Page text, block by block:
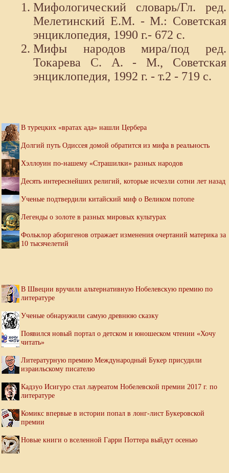
Мифологический словарь/Гл. ред.
Мелетинский Е.М. - М.: Советская
энциклопедия, 1990 г.- 672 с.
Мифы народов мира/под ред.
Токарева С. А. - М., Советская
энциклопедия, 1992 г. - т.2 - 719 с.
В турецких «вратах ада» нашли Цербера
Долгий путь Одиссея домой обратится из мифа в реальность
Хэллоуин по-нашему «Страшилки» разных народов
Десять интереснейших религий, которые исчезли сотни лет назад
Ученые подтвердили китайский миф о Великом потопе
Легенды о золоте в разных мировых культурах
Фольклор аборигенов отражает изменения очертаний материка за
10 тысячелетий
В Швеции вручили альтернативную Нобелевскую премию по
литературе
Ученые обнаружили самую древнюю сказку
Появился новый портал о детском и юношеском чтении «Хочу
читать»
Литературную премию Международный Букер присудили
израильскому писателю
Кадзуо Исигуро стал лауреатом Нобелевской премии 2017 г. по
литературе
Комикс впервые в истории попал в лонг-лист Букеровской
премии
Новые книги о вселенной Гарри Поттера выйдут осенью